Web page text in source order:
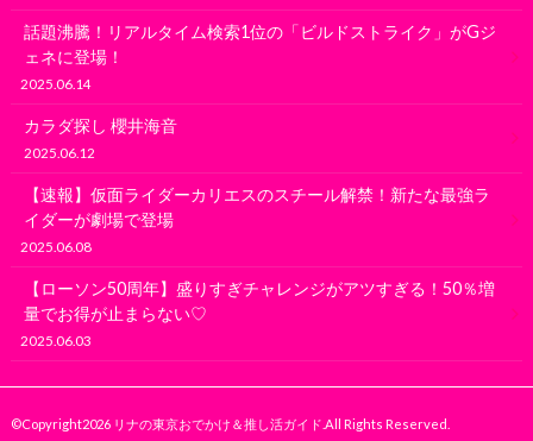
話題沸騰！リアルタイム検索1位の「ビルドストライク」がGジ
ェネに登場！
2025.06.14
カラダ探し 櫻井海音
2025.06.12
【速報】仮面ライダーカリエスのスチール解禁！新たな最強ラ
イダーが劇場で登場
2025.06.08
【ローソン50周年】盛りすぎチャレンジがアツすぎる！50％増
量でお得が止まらない♡
2025.06.03
©Copyright2026 リナの東京おでかけ＆推し活ガイド .All Rights Reserved.